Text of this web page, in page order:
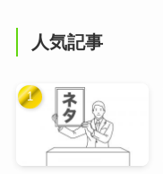
人気記事